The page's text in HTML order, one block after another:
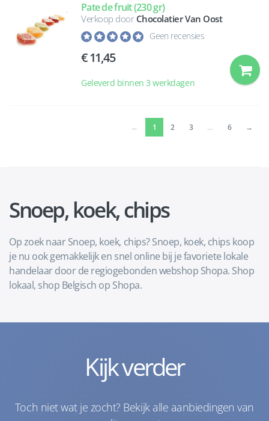
Pate de fruit (230 gr)
Verkoop door Chocolatier Van Oost
Geen recensies
11,45
Geleverd binnen 3 werkdagen
← 1 (current)
2 3 … 6 →
Snoep, koek, chips
Op zoek naar Snoep, koek, chips? Snoep, koek, chips koop
je nu ook gemakkelijk en snel online bij je favoriete lokale
handelaar door de regiogebonden webshop Shopa. Shop
lokaal, shop Belgisch op Shopa.
Kijk verder
Toch niet wat je zocht? Bekijk alle aanbiedingen van